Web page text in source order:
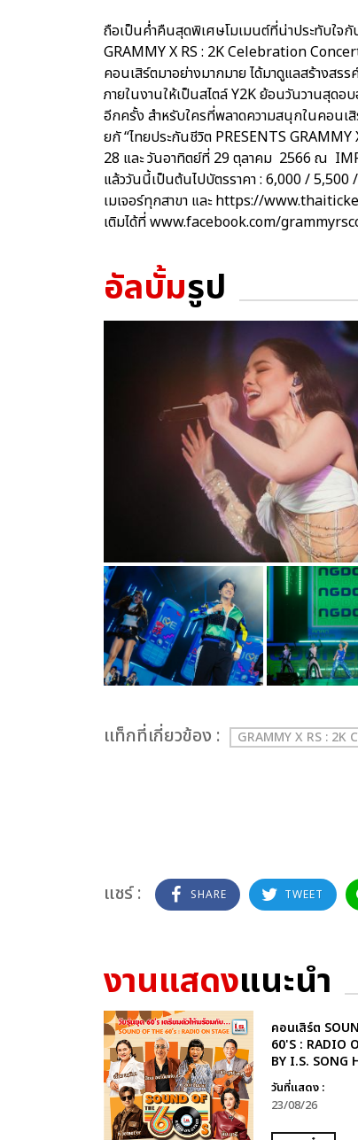
ถือเป็นค่ำคืนสุดพิเศษโมเมนต์ที่น่าประทับใจ
GRAMMY X RS : 2K Celebration
คอนเสิร์ตมาอย่างมากมาย ได้มาดูแลสร้างสร
ภายในงานให้เป็นสไตล์ Y2K ย้อนวันวานสุด
อีกครั้ง สำหรับใครที่พลาดความสนุกในคอน
ยกั “ไทยประกันชีวิต PRESENTS
28 และ วันอาทิตย์ที่ 29 ตุลาคม 2566 ณ
แล้ววันนี้เป็นต้นไปบัตรราคา : 6,000 /
เมเจอร์ทุกสาขา และ https://
เติมได้ที่ www.facebook.com/
อัลบั้มรูป
เเท็กที่เกี่ยวข้อง : GRAMMY X RS : 2K
แชร์ : SHARE TWEET
งานแสดงแนะนำ
คอนเสิร์ต
60'S : RADIO
BY I.S. SONG
วันที่แสดง :
23/08/26